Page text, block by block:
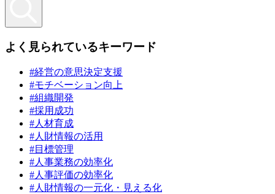
よく見られているキーワード
#経営の意思決定支援
#モチベーション向上
#組織開発
#採用成功
#人材育成
#人財情報の活用
#目標管理
#人事業務の効率化
#人事評価の効率化
#人財情報の一元化・見える化